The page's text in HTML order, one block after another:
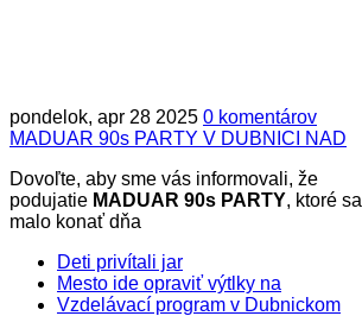
pondelok, apr 28 2025 0 komentárov
MADUAR 90s PARTY V DUBNICI NAD
Dovoľte, aby sme vás informovali, že
podujatie MADUAR 90s PARTY, ktoré sa
malo konať dňa
Deti privítali jar
Mesto ide opraviť výtlky na
Vzdelávací program v Dubnickom